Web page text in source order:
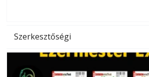
Szerkesztőségi